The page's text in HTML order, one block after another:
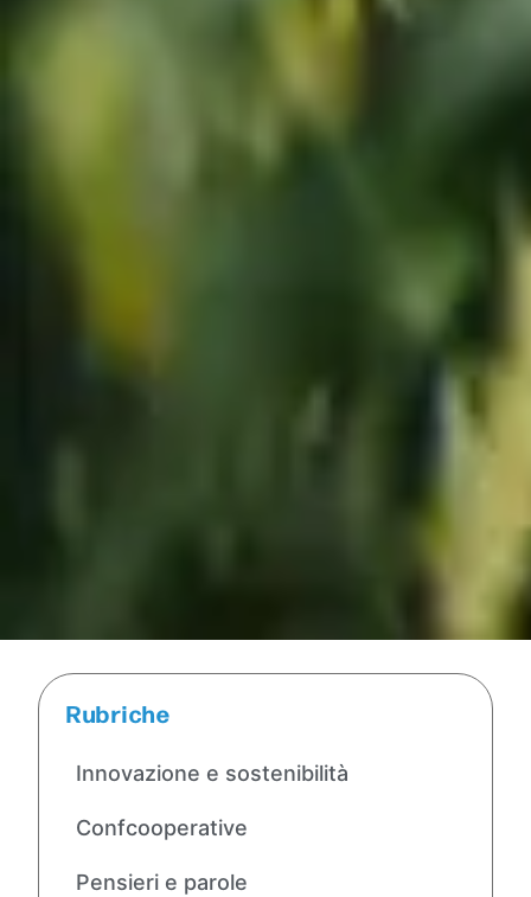
Rubriche
Innovazione e sostenibilità
Confcooperative
Pensieri e parole